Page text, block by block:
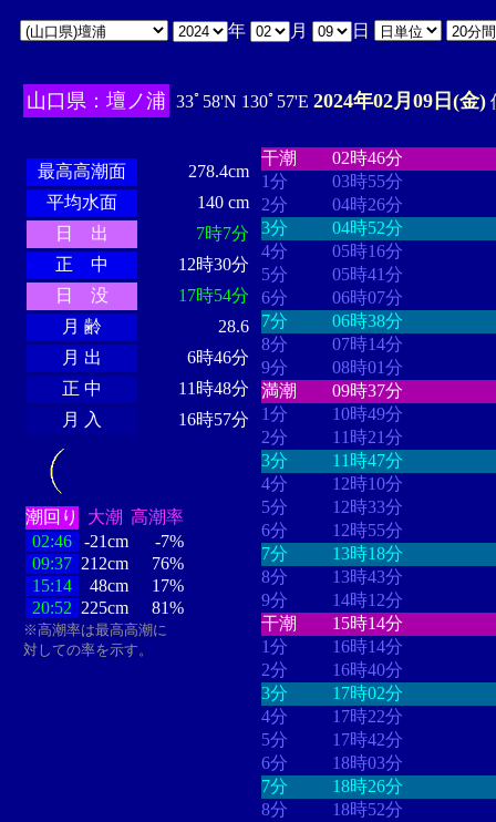
年 月 日
山口県：壇ノ浦 33ﾟ58'N 130ﾟ57'E 2024年02月09日(金)
最高高潮面
278.4cm
平均水面
140 cm
日 出
7時7分
正 中
12時30分
日 没
17時54分
月 齢
28.6
月 出
6時46分
正 中
11時48分
月 入
16時57分
潮回り 大潮 高潮率
02:46
-21cm
-7%
09:37 212cm
76%
15:14
48cm
17%
20:52 225cm 81%
※高潮率は最高高潮に
対しての率を示す。
干潮
02時46分
1分
03時55分
2分
04時26分
3分
04時52分
4分
05時16分
5分
05時41分
6分
06時07分
7分
06時38分
8分
07時14分
9分
08時01分
満潮
09時37分
1分
10時49分
2分
11時21分
3分
11時47分
4分
12時10分
5分
12時33分
6分
12時55分
7分
13時18分
8分
13時43分
9分
14時12分
干潮
15時14分
1分
16時14分
2分
16時40分
3分
17時02分
4分
17時22分
5分
17時42分
6分
18時03分
7分
18時26分
8分
18時52分